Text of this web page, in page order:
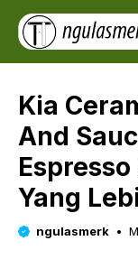
Skip
content
Kia
And
Yang
ngulasmerk